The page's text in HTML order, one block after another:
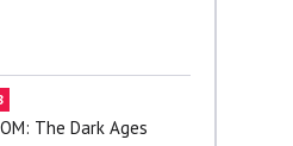
The Dark Ages